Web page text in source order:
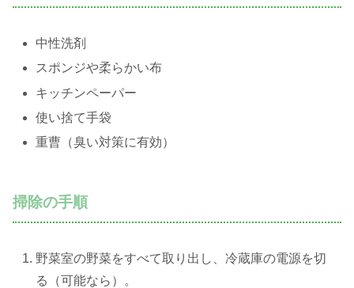
中性洗剤
スポンジや柔らかい布
キッチンペーパー
使い捨て手袋
重曹（臭い対策に有効）
掃除の手順
野菜室の野菜をすべて取り出し、冷蔵庫の電源を切
る（可能なら）。